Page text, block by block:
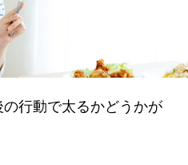
る？実は多くの人が誤
ていること
行動で太るかどうかが